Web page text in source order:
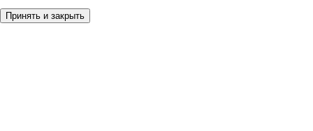
Принять и закрыть